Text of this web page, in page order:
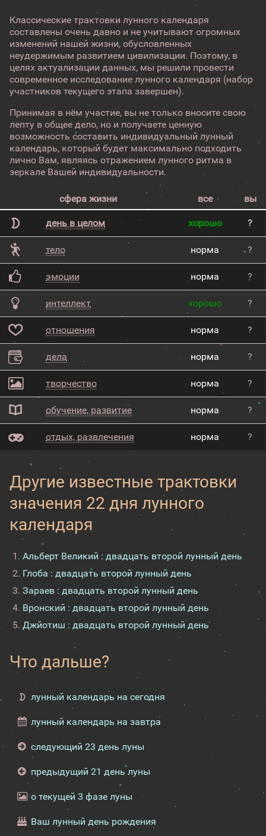
Классические трактовки лунного календаря
составлены очень давно и не учитывают огромных
изменений нашей жизни, обусловленных
неудержимым развитием цивилизации. Поэтому, в
целях актуализации данных, мы решили провести
современное исследование лунного календаря (набор
участников текущего этапа завершен).
Принимая в нём участие, вы не только вносите свою
лепту в общее дело, но и получаете ценную
возможность составить индивидуальный лунный
календарь, который будет максимально подходить
лично Вам, являясь отражением лунного ритма в
зеркале Вашей индивидуальности.
сфера жизни все вы
день в целом хорошо ?
тело норма ?
эмоции норма ?
интеллект хорошо ?
отношения норма ?
дела норма ?
творчество норма ?
обучение, развитие норма ?
отдых, развлечения норма ?
Другие известные трактовки
значения 22 дня лунного
календаря
Альберт Великий : двадцать второй лунный день
Глоба : двадцать второй лунный день
Зараев : двадцать второй лунный день
Вронский : двадцать второй лунный день
Джйотиш : двадцать второй лунный день
Что дальше?
лунный календарь на сегодня
лунный календарь на завтра
следующий 23 день луны
предыдущий 21 день луны
о текущей 3 фазе луны
Ваш лунный день рождения